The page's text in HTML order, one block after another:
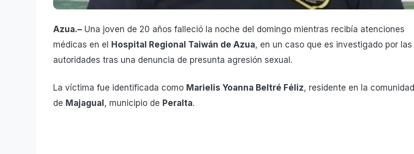
Azua.– Una joven de 20 años falleció la noche del domingo mientras recibía atenciones
médicas en el Hospital Regional Taiwán de Azua, en un caso que es investigado por las
autoridades tras una denuncia de presunta agresión sexual.
La víctima fue identificada como Marielis Yoanna Beltré Féliz, residente en la comunidad
de Majagual , municipio de Peralta.